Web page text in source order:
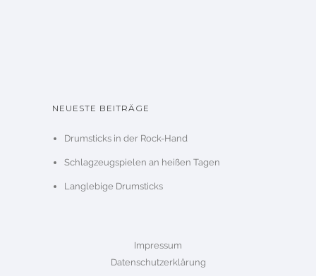
NEUESTE BEITRÄGE
Drumsticks in der Rock-Hand
Schlagzeugspielen an heißen Tagen
Langlebige Drumsticks
Impressum
Datenschutzerklärung